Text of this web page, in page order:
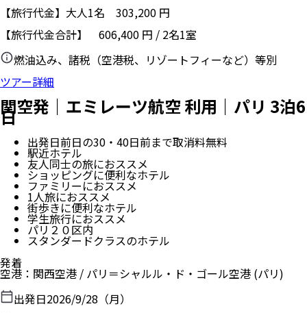
【旅行代金】大人1名 303,200 円
【旅行代金合計】 606,400 円 / 2名1室
燃油込み、諸税（空港税、リゾートフィーなど）等別
ツアー詳細
関空発｜エミレーツ航空 利用｜パリ 3泊6
日
出発日前日の30・40日前まで取消料無料
駅近ホテル
友人同士の旅におススメ
ショッピングに便利なホテル
ファミリーにおススメ
1人旅におススメ
街歩きに便利なホテル
学生旅行におススメ
パリ２０区内
スタンダードクラスのホテル
発着
空港 ： 関西空港 / パリ＝シャルル・ド・ゴール空港 (パリ)
出発日2026/9/28（月）